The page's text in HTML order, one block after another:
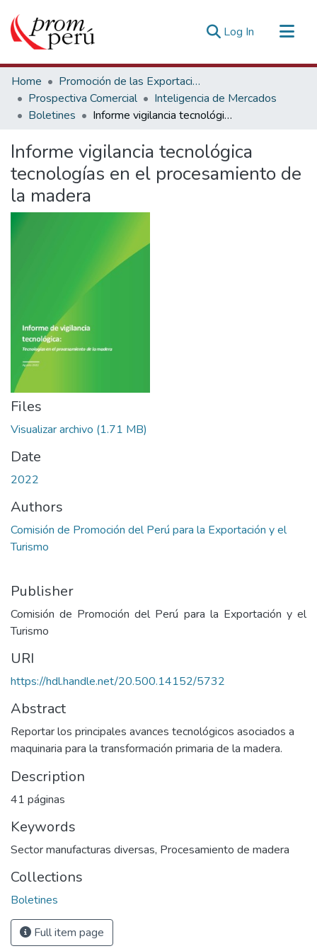
Log In (current)
Communities & Collections
All of DSpace
Statistics
Home
Promoción de las Exportaciones
Prospectiva Comercial
Inteligencia de Mercados
Boletines
Informe vigilancia tecnológica tecnologías en el procesamiento de la madera
Informe vigilancia tecnológica
tecnologías en el procesamiento de
la madera
Files
Visualizar archivo (1.71 MB)
Date
2022
Authors
Comisión de Promoción del Perú para la Exportación y el
Turismo
Publisher
Comisión de Promoción del Perú para la Exportación y el
Turismo
URI
https://hdl.handle.net/20.500.14152/5732
Abstract
Reportar los principales avances tecnológicos asociados a
maquinaria para la transformación primaria de la madera.
Description
41 páginas
Keywords
Sector manufacturas diversas, Procesamiento de madera
Collections
Boletines
Full item page